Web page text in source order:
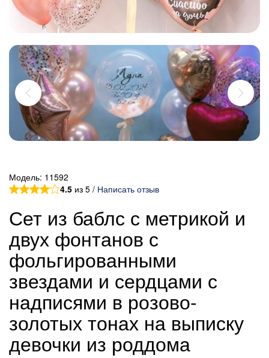
Модель: 11592
4.5 из 5 / Написать отзыв
Сет из баблс с метрикой и
двух фонтанов с
фольгированными
звездами и сердцами с
надписями в розово-
золотых тонах на выписку
девочки из роддома